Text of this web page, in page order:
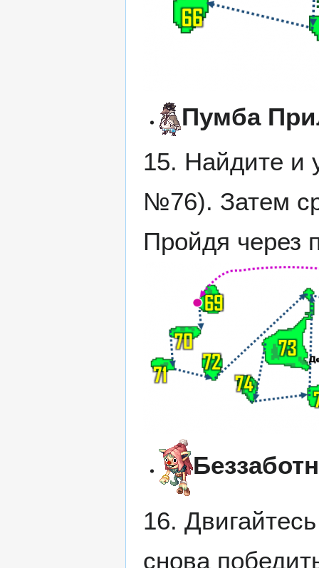
Пумба
15. Найдите и
№76). Затем
Пройдя через
16.
снова